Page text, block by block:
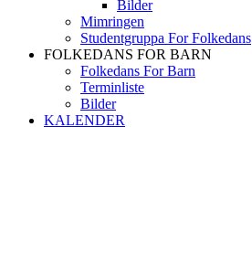
Bilder
Mimringen
Studentgruppa For Folkedans
FOLKEDANS FOR BARN
Folkedans For Barn
Terminliste
Bilder
KALENDER